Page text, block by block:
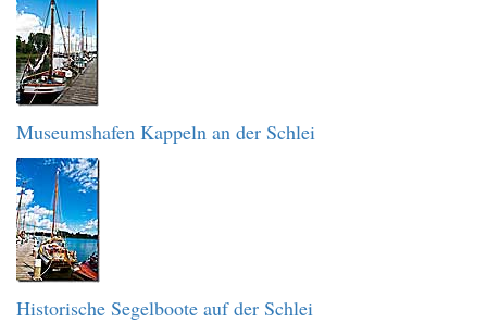
Museumshafen Kappeln an der Schlei
Historische Segelboote auf der Schlei